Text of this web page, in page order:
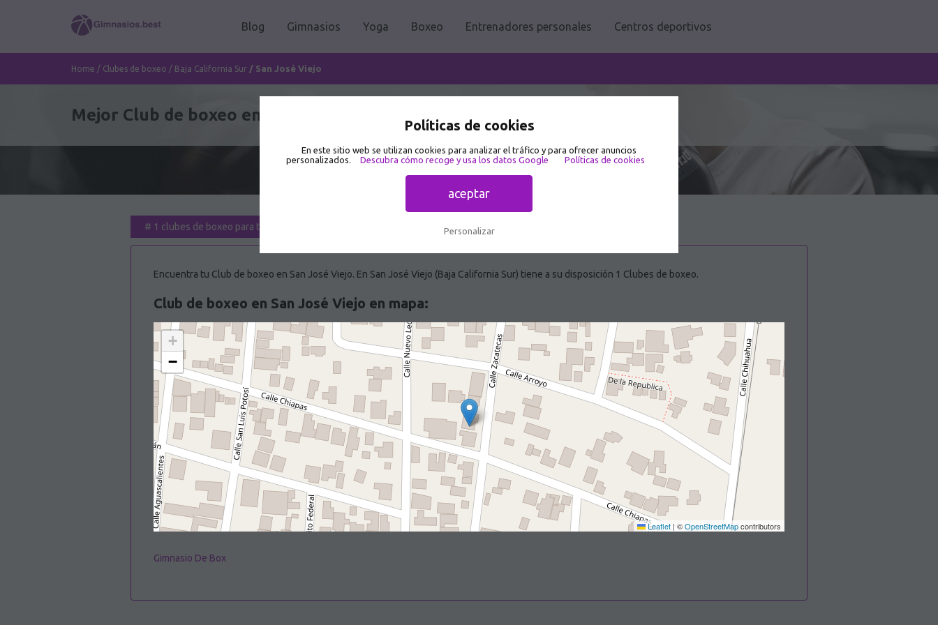
Políticas de cookies
En este sitio web se utilizan cookies para analizar el tráfico y para ofrecer anuncios
personalizados.
Descubra cómo recoge y usa los datos Google Políticas de cookies
aceptar
Personalizar
Blog Gimnasios Yoga Boxeo Entrenadores personales Centros deportivos
Home / Clubes de boxeo / Baja California Sur / San José Viejo
Mejor Club de boxeo en San José Viejo 🥇
# 1 clubes de boxeo para ti
Encuentra tu Club de boxeo en San José Viejo. En San José Viejo (Baja California Sur) tiene a su disposición 1 Clubes de boxeo.
Club de boxeo en San José Viejo en mapa:
+
−
Leaflet | ©OpenStreetMapcontributors
Gimnasio De Box